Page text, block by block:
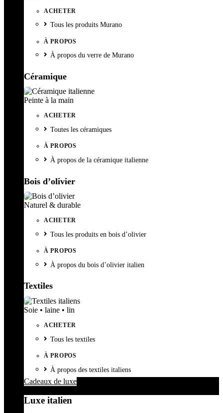
ACHETER
Tous les produits Murano
À PROPOS
À propos du verre de Murano
Céramique
Peinte à la main
ACHETER
Toutes les céramiques
À PROPOS
À propos de la céramique italienne
Bois d’olivier
Naturel & durable
ACHETER
Tous les produits en bois d’olivier
À PROPOS
À propos du bois d’olivier italien
Textiles
Soie • laine • lin
ACHETER
Tous les textiles
À PROPOS
À propos des textiles italiens
Cadeaux de luxe
Luxe italien